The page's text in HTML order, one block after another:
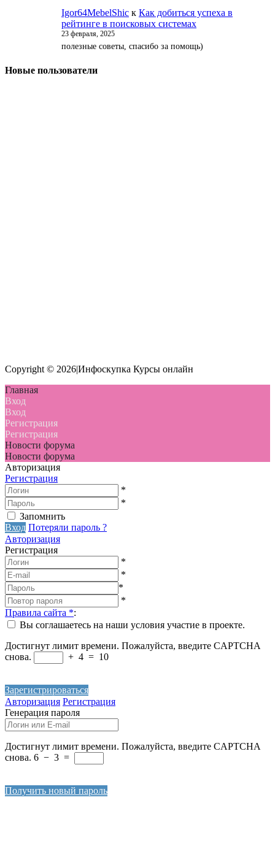
Igor64MebelShic к Как добиться успеха в
рейтинге в поисковых системах
23 февраля, 2025
полезные советы, спасибо за помощь)
Новые пользователи
Copyright © 2026|Инфоскупка Курсы онлайн
Главная
Вход
Вход
Регистрация
Регистрация
Новости форума
Новости форума
Авторизация
Регистрация
*
*
Запомнить
Вход Потеряли пароль ?
Авторизация
Регистрация
*
*
*
*
Правила сайта *:
Вы соглашаетесь на наши условия участие в проекте.
Достигнут лимит времени. Пожалуйста, введите CAPTCHA
снова.
+ 4 = 10
Зарегистрироваться
Авторизация Регистрация
Генерация пароля
Достигнут лимит времени. Пожалуйста, введите CAPTCHA
снова. 6 − 3 =
Получить новый пароль